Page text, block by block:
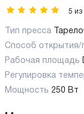
5 из
Тип пресса
Способ открытия/
Рабочая площадь
Регулировка
Мощность 250 Вт